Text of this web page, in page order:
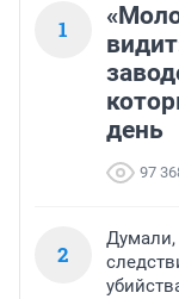
1
день
97
2
Думали,